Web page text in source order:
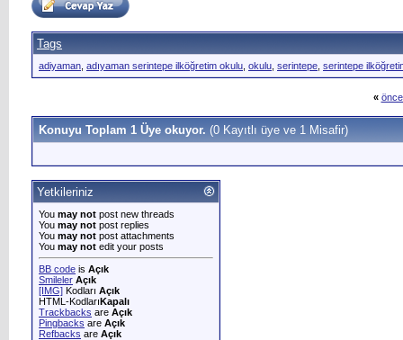
Tags
adiyaman adıyaman serintepe ilköğretim okulu okulu serintepe serintepe
«
Konuyu Toplam 1 Üye okuyor. (0 Kayıtlı üye ve 1 Misafir)
Yetkileriniz
You may not post new threads
You may not post replies
You may not post attachments
You may not edit your posts
BB code is Açık
Smileler Açık
[IMG] Kodları Açık
HTML-KodlarıKapalı
Trackbacks are Açık
Pingbacks are Açık
Refbacks are Açık